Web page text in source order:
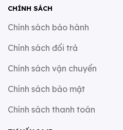
CHÍNH SÁCH
Chính sách bảo hành
Chính sách đổi trả
Chính sách vận chuyển
Chính sách bảo mật
Chính sách thanh toán